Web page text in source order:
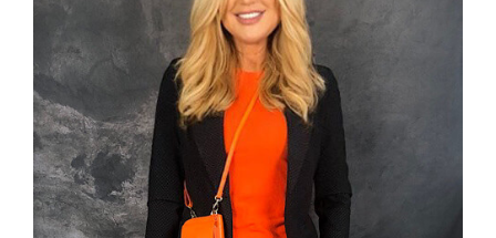
SUCHE